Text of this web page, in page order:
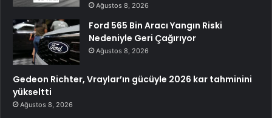
Ağustos 8, 2026
Ford 565 Bin Aracı Yangın Riski
Nedeniyle Geri Çağırıyor
Ağustos 8, 2026
Gedeon Richter, Vraylar’ın gücüyle 2026 kar tahminini
yükseltti
Ağustos 8, 2026